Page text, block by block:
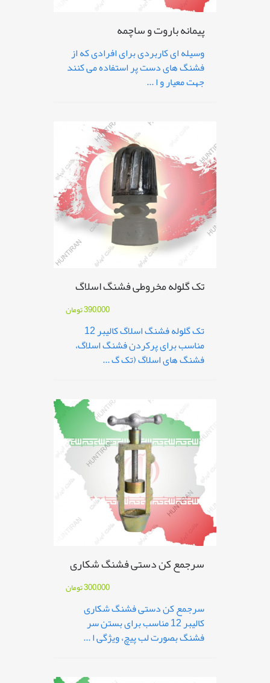
پیمانه باروت و ساچمه
وسیله ای کاربردی برای افرادی که از
فشنگ های دست پر استفاده می کنند
جهت معیار و ا ...
تک گلوله مخروطی فشنگ اسلاگ
390,000تومان
تک گلوله فشنگ اسلاگ کالیبر 12
مناسب برای پرکردن فشنگ اسلاگ،
فشنگ های اسلاگ (تک گ ...
سرجمع کن دستی فشنگ شکاری
300,000تومان
سرجمع کن دستی فشنگ شکاری
کالیبر 12 مناسب برای بستن سر
فشنگ بصورت لب پیچ، ویژگی ا ...